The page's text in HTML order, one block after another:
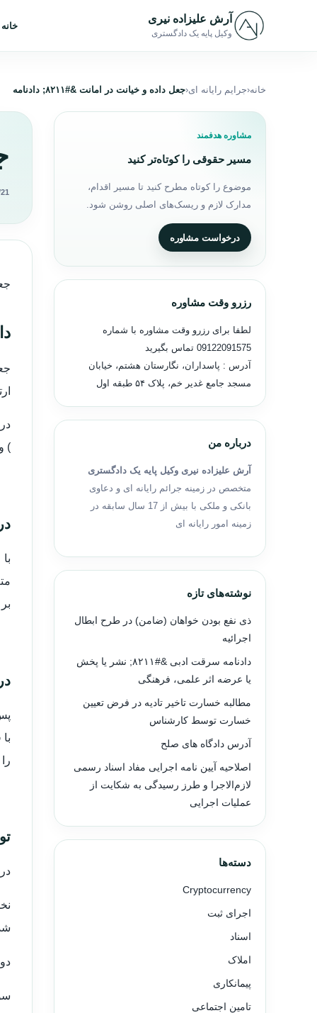
پرش به محتوا
آرش علیزاده نیری
وکیل پایه یک دادگستری
خانه
خانه جرایم رایانه ای جعل داده و خیانت در امانت &#۸۲۱۱; دادنامه
)
مشاوره هدفمند
مسیر حقوقی را کوتاه‌تر کنید
موضوع را کوتاه مطرح کنید تا مسیر اقدام،
مدارک لازم و ریسک‌های اصلی روشن شود.
درخواست مشاوره
رزرو وقت مشاوره
لطفا برای رزرو وقت مشاوره با شماره
09122091575 تماس بگیرید
آدرس : پاسداران، نگارستان هشتم، خیابان
مسجد جامع غدیر خم، پلاک ۵۴ طبقه اول
درباره من
آرش علیزاده نیری وکیل پایه یک دادگستری
متخصص در زمینه جرائم رایانه ای و دعاوی
بانکی و ملکی با بیش از 17 سال سابقه در
زمینه امور رایانه ای
نوشته‌های تازه
ذی نفع بودن خواهان (ضامن) در طرح ابطال
اجرائیه
دادنامه سرقت ادبی &#۸۲۱۱; نشر یا پخش
یا عرضه اثر علمی، فرهنگی
مطالبه خسارت تاخیر تادیه در فرض تعیین
خسارت توسط کارشناس
آدرس دادگاه های صلح
اصلاحیه آیین نامه اجرایی مفاد اسناد رسمی
لازم‌الاجرا و طرز رسیدگی به شکایت از
عملیات اجرایی
دسته‌ها
Cryptocurrency
اجرای ثبت
اسناد
املاک
پیمانکاری
تامین اجتماعی